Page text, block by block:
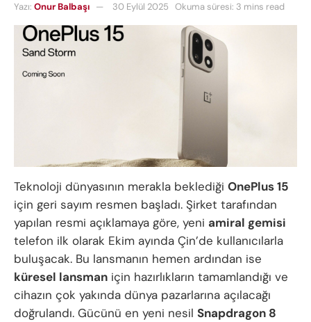
Yazı: Onur Balbaşı 30 Eylül 2025 Okuma süresi: 3 mins read
Teknoloji dünyasının merakla beklediği OnePlus 15
için geri sayım resmen başladı. Şirket tarafından
yapılan resmi açıklamaya göre, yeni amiral gemisi
telefon ilk olarak Ekim ayında Çin’de kullanıcılarla
buluşacak. Bu lansmanın hemen ardından ise
küresel lansman için hazırlıkların tamamlandığı ve
cihazın çok yakında dünya pazarlarına açılacağı
doğrulandı. Gücünü en yeni nesil Snapdragon 8